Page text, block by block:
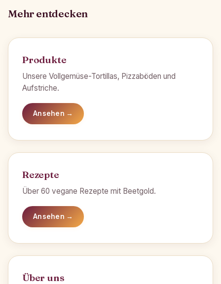
Mehr entdecken
Produkte
Unsere Vollgemüse-Tortillas, Pizzaböden und
Aufstriche.
Ansehen →
Rezepte
Über 60 vegane Rezepte mit Beetgold.
Ansehen →
Über uns